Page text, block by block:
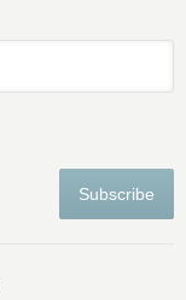
Subscribe